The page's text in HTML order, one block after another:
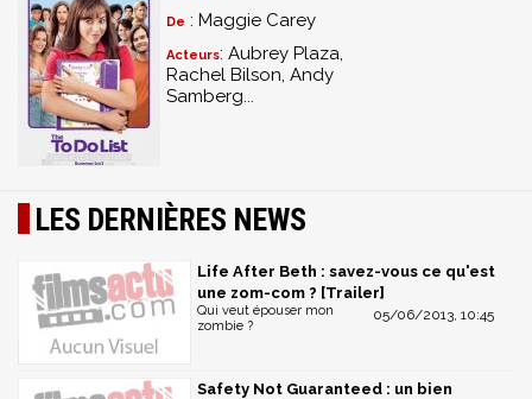
De : Maggie Carey
Acteurs: Aubrey Plaza,
Rachel Bilson, Andy
Samberg...
LES DERNIÈRES NEWS
Life After Beth : savez-vous ce qu'est
une zom-com ? [Trailer]
05/06/2013, 10:45
Qui veut épouser mon
zombie ?
Safety Not Guaranteed : un bien